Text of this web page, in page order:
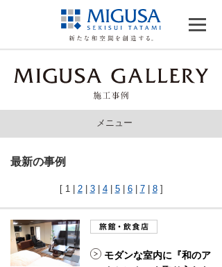
メニュー
和室
最新の事例
[ 1| 2| 3| 4| 5| 6| 7| 8]
モダンな室内に『和のア